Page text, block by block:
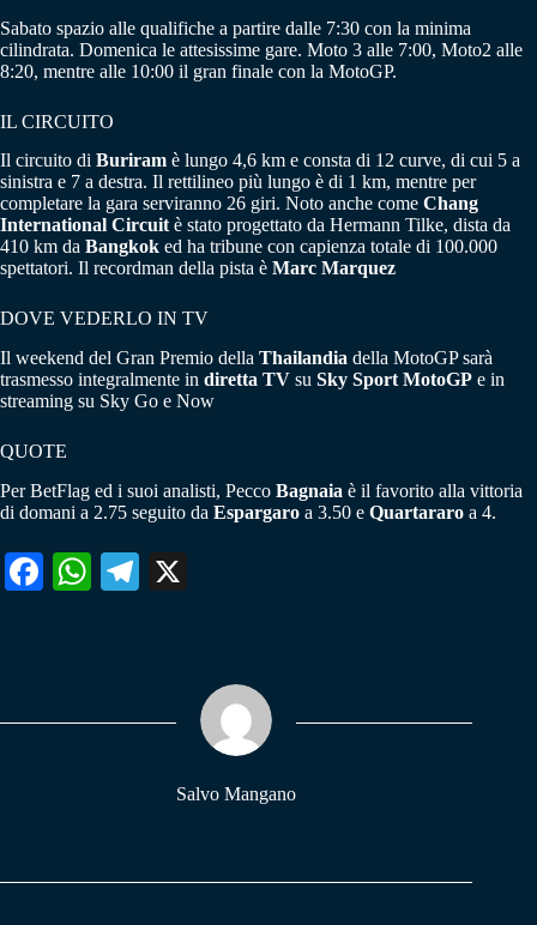
Sabato spazio alle qualifiche a partire dalle 7:30 con la minima
cilindrata. Domenica le attesissime gare. Moto 3 alle 7:00, Moto2 alle
8:20, mentre alle 10:00 il gran finale con la MotoGP.
IL CIRCUITO
Il circuito di Buriram è lungo 4,6 km e consta di 12 curve, di cui 5 a
sinistra e 7 a destra. Il rettilineo più lungo è di 1 km, mentre per
completare la gara serviranno 26 giri. Noto anche come Chang
International Circuit è stato progettato da Hermann Tilke, dista da
410 km da Bangkok ed ha tribune con capienza totale di 100.000
spettatori. Il recordman della pista è Marc Marquez
DOVE VEDERLO IN TV
Il weekend del Gran Premio della Thailandia della MotoGP sarà
trasmesso integralmente in diretta TV su Sky Sport MotoGP e in
streaming su Sky Go e Now
QUOTE
Per BetFlag ed i suoi analisti, Pecco Bagnaia è il favorito alla vittoria
di domani a 2.75 seguito da Espargaro a 3.50 e Quartararo a 4.
Fa W
pp
Te
m
Salvo Mangano